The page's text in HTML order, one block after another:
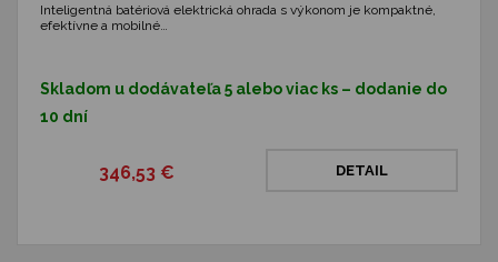
Inteligentná batériová elektrická ohrada s výkonom je kompaktné,
efektívne a mobilné…
Skladom u dodávateľa 5 alebo viac ks – dodanie do
10 dní
346,53 € DETAIL